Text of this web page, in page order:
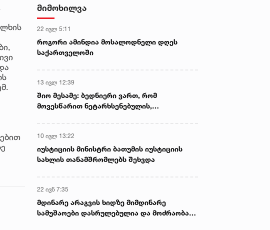
გავრცელების ფაქტებზე, ერთ
მიმოხილვა
22 ივლ 5:11
როგორი ამინდია მოსალოდნელი დღეს
საქართველოში
13 ივლ 12:39
შიო მესამე: ბედნიერი ვართ, რომ
მოვესწარით ნეტარხსენებულის,
10 ივლ 13:22
იუსტიციის მინისტრი ბათუმის იუსტიციის
სახლის თანამშრომლებს შეხვდა
22 ივნ 7:35
მდინარე არაგვის ხიდზე მიმდინარე
სამუშაოები დასრულებულია და მოძრაობა